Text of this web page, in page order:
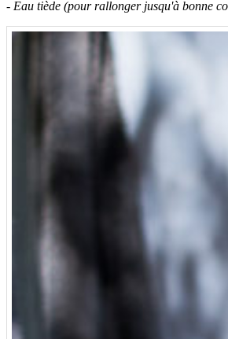
- Eau tiède (pour rallonger jusqu'à bonne